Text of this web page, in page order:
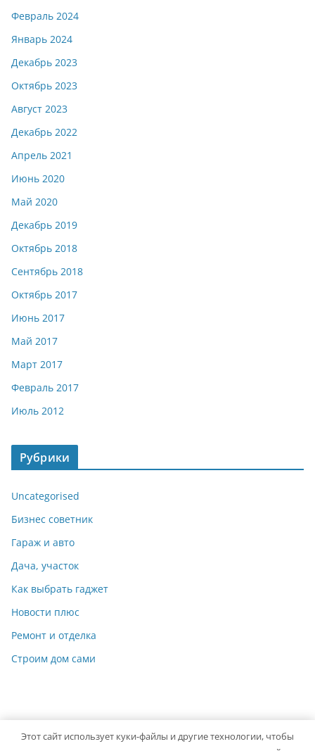
Февраль 2024
Январь 2024
Декабрь 2023
Октябрь 2023
Август 2023
Декабрь 2022
Апрель 2021
Июнь 2020
Май 2020
Декабрь 2019
Октябрь 2018
Сентябрь 2018
Октябрь 2017
Июнь 2017
Май 2017
Март 2017
Февраль 2017
Июль 2012
Рубрики
Uncategorised
Бизнес советник
Гараж и авто
Дача, участок
Как выбрать гаджет
Новости плюс
Ремонт и отделка
Строим дом сами
Этот сайт использует куки-файлы и другие технологии, чтобы